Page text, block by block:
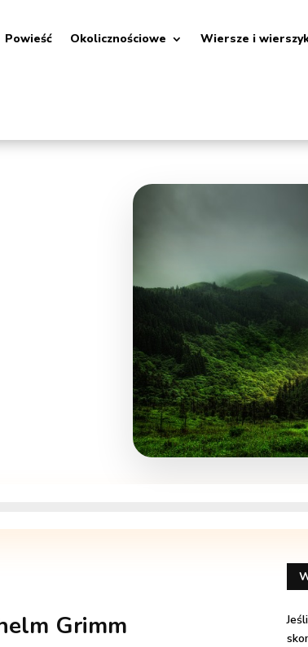
Powieść Okolicznościowe Wiersze i
Grimm